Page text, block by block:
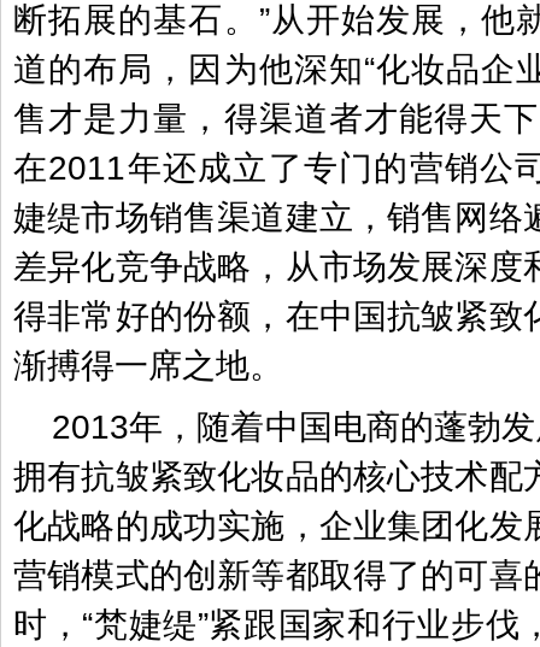
断拓展的基石。”从开始发展，他
道的布局，因为他深知“化妆品企
售才是力量，得渠道者才能得天
在2011年还成立了专门的营销公
婕缇市场销售渠道建立，销售网络
差异化竞争战略，从市场发展深度
得非常好的份额，在中国抗皱紧致
渐搏得一席之地。
2013年，随着中国电商的蓬勃发
拥有抗皱紧致化妆品的核心技术配
化战略的成功实施，企业集团化发
营销模式的创新等都取得了的可喜
时，“梵婕缇”紧跟国家和行业步伐